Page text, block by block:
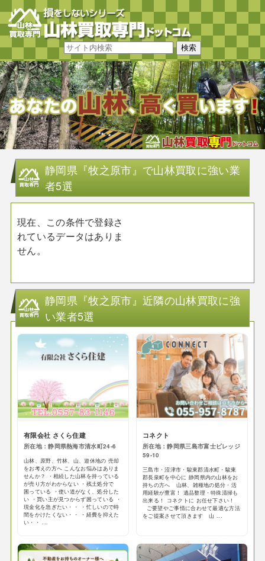
静岡県『牧之原市』で山林買取に強い業
者5選
現在、この条件で登録さ
れているデータはありま
せん。
静岡県『牧之原市』近隣の山林買取に強
い業者5選
有限会社 さくら住建
所在地：静岡県熱海市清水町24-6
山林、原野、竹林、山、遊休地の 売却
をお考えの方へ こんなお悩みはありま
せんか？ ・相続した山林を持っている
が売り方がわからない ・残土処分で
困っている ・使い道がなく、処分した
い ・買い主が見つからず困っている ・
現金化を急ぎたい・・ ・忙しいので時
間をかけたくない・・ ・経費を抑えた
い・・ ...
コネクト
所在地：静岡県三島市富士ビレッジ
59-10
三島市・沼津市・駿東郡清水町・駿東
郡長泉町を中心に 静岡県内の山林をお
持ちの方へ 山林、雑種地の処分・活
用経験が豊富！ 遺品整理・特殊清掃も
出来る！ コネクトに お任せ下さい！
ご要望やご事情に合わせて最適な方法
をご提案させて頂きます 山 ...